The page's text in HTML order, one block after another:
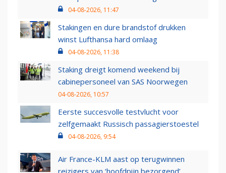
04-08-2026, 11:47
Stakingen en dure brandstof drukken
winst Lufthansa hard omlaag
04-08-2026, 11:38
Staking dreigt komend weekend bij
cabinepersoneel van SAS Noorwegen
04-08-2026, 10:57
Eerste succesvolle testvlucht voor
zelfgemaakt Russisch passagierstoestel
04-08-2026, 9:54
Air France-KLM aast op terugwinnen